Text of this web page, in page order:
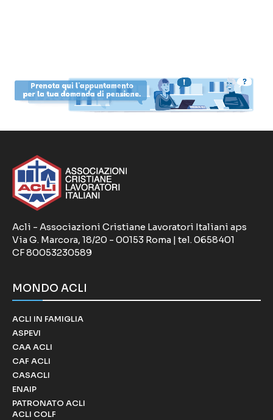
Acli - Associazioni Cristiane Lavoratori Italiani aps
Via G. Marcora, 18/20 - 00153 Roma | tel. 0658401
CF 80053230589
MONDO ACLI
ACLI IN FAMIGLIA
ASPEVI
CAA ACLI
CAF ACLI
CASACLI
ENAIP
PATRONATO ACLI
ACLI COLF